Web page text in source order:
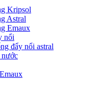
Kripsol
Astral
Emaux
nổi
đẩy nổi astral